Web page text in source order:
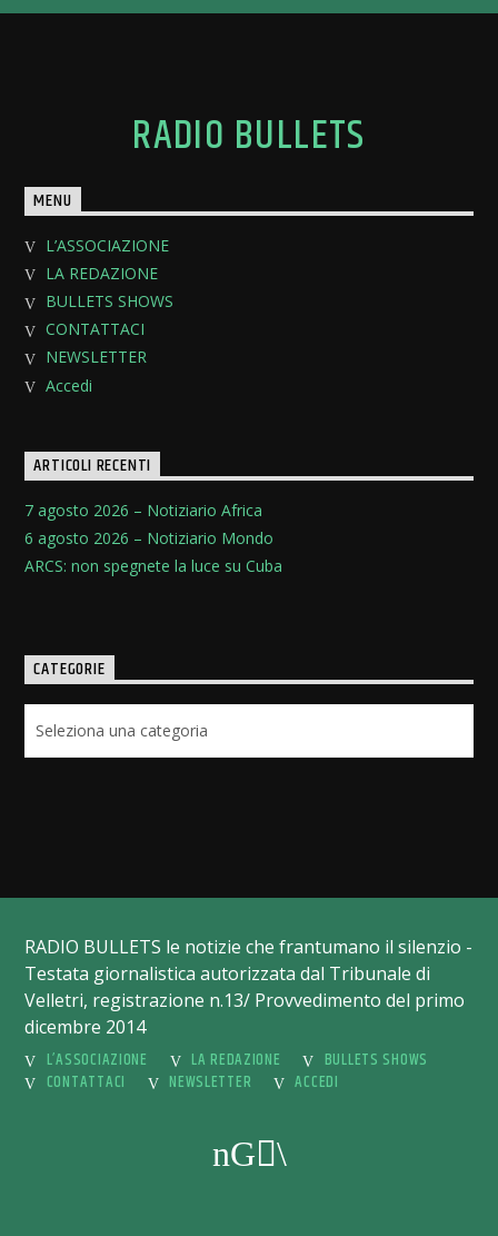
RADIO BULLETS
MENU
L’ASSOCIAZIONE
LA REDAZIONE
BULLETS SHOWS
CONTATTACI
NEWSLETTER
Accedi
ARTICOLI RECENTI
7 agosto 2026 – Notiziario Africa
6 agosto 2026 – Notiziario Mondo
ARCS: non spegnete la luce su Cuba
CATEGORIE
RADIO BULLETS le notizie che frantumano il silenzio -
Testata giornalistica autorizzata dal Tribunale di
Velletri, registrazione n.13/ Provvedimento del primo
dicembre 2014
L’ASSOCIAZIONE
LA REDAZIONE
BULLETS SHOWS
CONTATTACI
NEWSLETTER ACCEDI